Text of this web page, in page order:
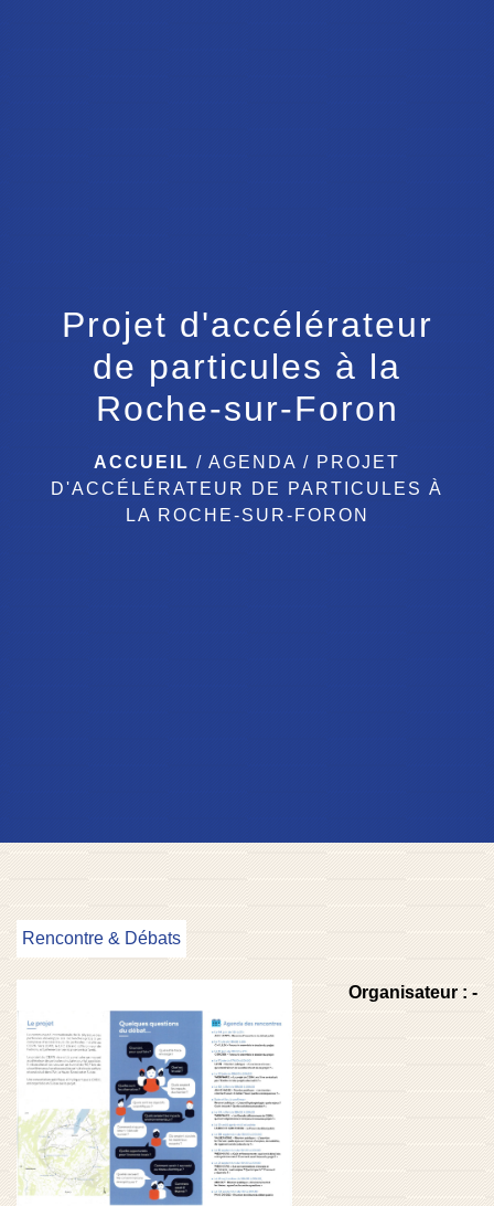
Projet d'accélérateur
de particules à la
Roche-sur-Foron
ACCUEIL / AGENDA / PROJET
D'ACCÉLÉRATEUR DE PARTICULES À
LA ROCHE-SUR-FORON
Rencontre & Débats
Organisateur : -